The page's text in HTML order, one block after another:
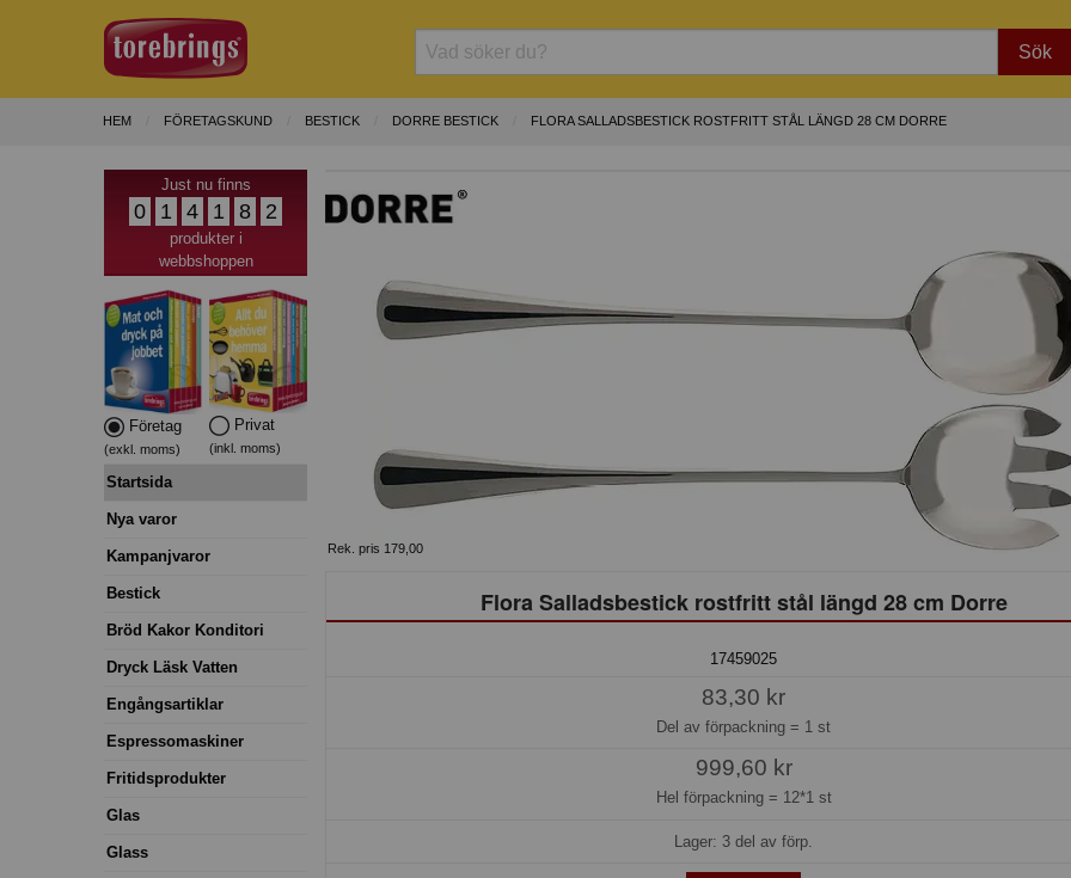
Sök
HEM FÖRETAGSKUND BESTICK DORRE BESTICK FLORA SALLADSBESTICK ROSTFRITT STÅL LÄNGD 28 CM DORRE
Just nu finns
0 1 4 1 8 2
produkter i
webbshoppen
Företag
(exkl. moms)
Privat
(inkl. moms)
Startsida
Nya varor
Kampanjvaror
Bestick
Bröd Kakor Konditori
Dryck Läsk Vatten
Engångsartiklar
Espressomaskiner
Fritidsprodukter
Glas
Glass
Rek. pris 179,00
Flora Salladsbestick rostfritt stål längd 28 cm Dorre
17459025
83,30 kr
Del av förpackning = 1 st
999,60 kr
Hel förpackning = 12*1 st
Lager: 3 del av förp.